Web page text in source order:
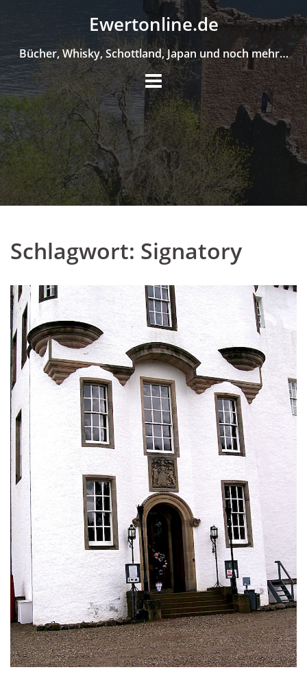
to
Ewertonline.de
Bücher, Whisky, Schottland, Japan und noch mehr…
Schlagwort: Signatory